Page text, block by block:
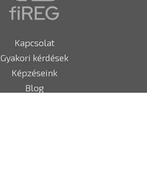
Kapcsolat
Gyakori kérdések
Képzéseink
Blog